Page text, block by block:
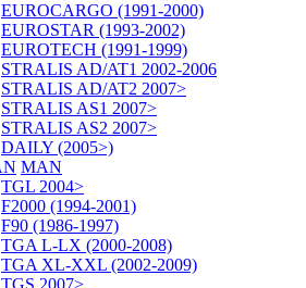
EUROCARGO (1991-2000)
EUROSTAR (1993-2002)
EUROTECH (1991-1999)
STRALIS AD/AT1 2002-2006
STRALIS AD/AT2 2007>
STRALIS AS1 2007>
STRALIS AS2 2007>
DAILY (2005>)
MAN
TGL 2004>
F2000 (1994-2001)
F90 (1986-1997)
TGA L-LX (2000-2008)
TGA XL-XXL (2002-2009)
TGS 2007>